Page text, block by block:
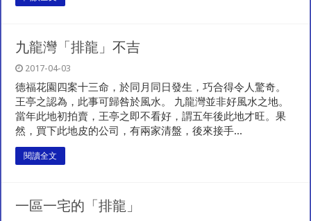
九龍灣「排龍」不吉
2017-04-03
德福花園四案十三命，於同月同日發生，巧合得令人驚奇。
王亭之認為，此事可歸咎於風水。 九龍灣並非好風水之地。
當年此地初拍賣，王亭之即不看好，謂五年後此地才旺。果
然，買下此地皮的公司，有兩家清盤，後來接手...
閱讀全文
一區一宅的「排龍」